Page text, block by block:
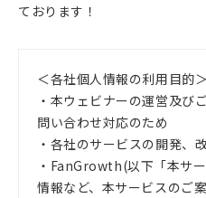
ております！
＜各社個人情報の利用目的＞
・本ウェビナーの運営及び
問い合わせ対応のため
・各社のサービスの開発、
・FanGrowth(以下「本サ
情報など、本サービスのご